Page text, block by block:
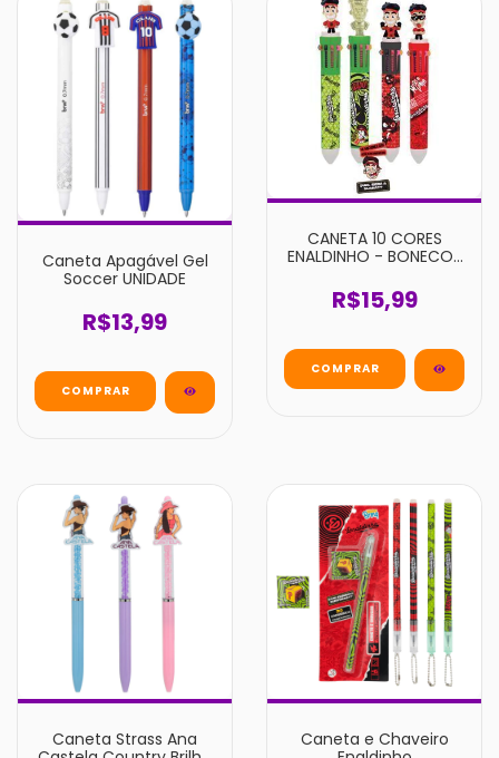
Caneta Apagável Gel
Soccer UNIDADE
R$13,99
CANETA 10 CORES
ENALDINHO - BONECOS
UNIDADE
R$15,99
Caneta Strass Ana
Caneta e Chaveiro